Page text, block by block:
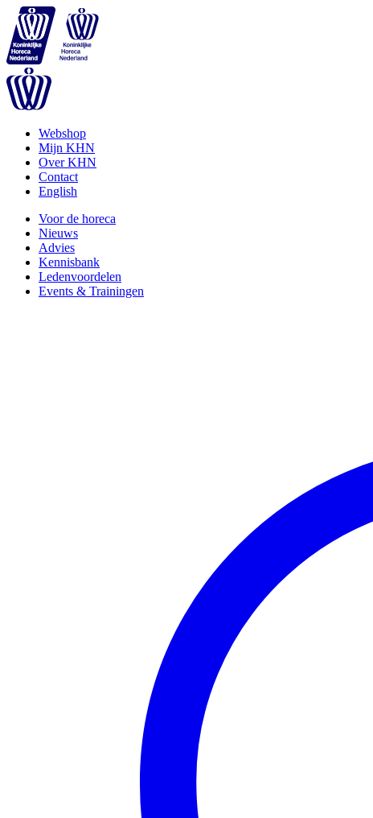
Webshop
Mijn KHN
Over KHN
Contact
English
Voor de horeca
Nieuws
Advies
Kennisbank
Ledenvoordelen
Events & Trainingen